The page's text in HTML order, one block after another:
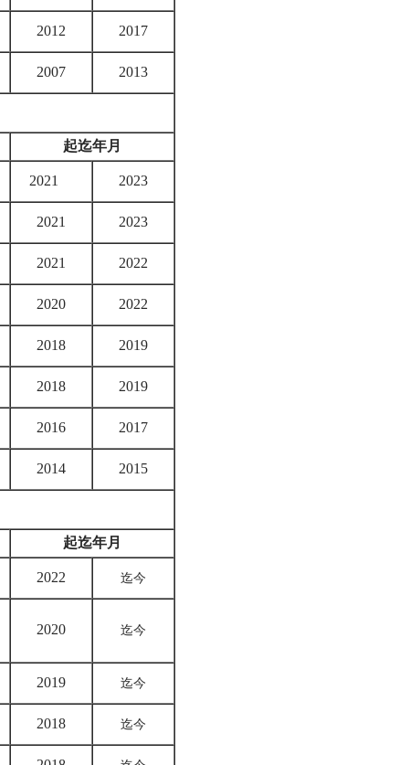
2012 2017
2007 2013
起迄年月
2021 2023
2021 2023
2021 2022
2020 2022
2018 2019
2018 2019
2016 2017
2014 2015
起迄年月
2022 迄今
2020 迄今
2019 迄今
2018 迄今